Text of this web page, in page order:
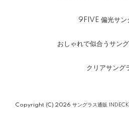
9FIVE 偏光サン
おしゃれで似合うサン
クリアサング
Copyright (C) 2026 サングラス通販